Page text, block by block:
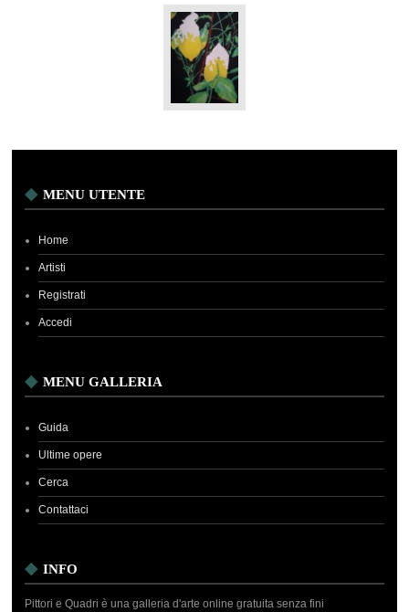
MENU UTENTE
Home
Artisti
Registrati
Accedi
MENU GALLERIA
Guida
Ultime opere
Cerca
Contattaci
INFO
Pittori e Quadri è una galleria d'arte online gratuita senza fini